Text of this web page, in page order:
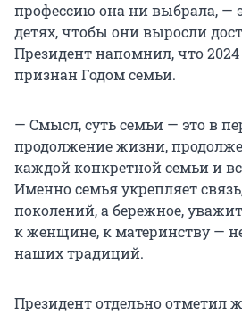
профессию она ни выбрала, —
детях, чтобы они выросли
Президент напомнил, что 2024
признан Годом семьи.
— Смысл, суть семьи — это в
продолжение жизни,
каждой конкретной семьи и
Именно семья укрепляет
поколений, а бережное,
к женщине, к материнству —
наших традиций.
Президент отдельно отметил